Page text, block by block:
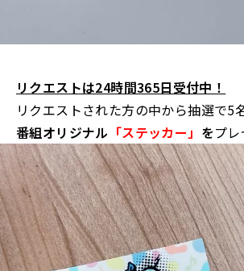
リクエストは24時間365日受付中！
リクエストされた方の中から抽選で5
番組オリジナル 「ステッカー」 をプレ